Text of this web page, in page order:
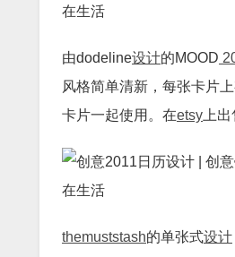
由dodeline设计的MOOD
风格简单清新，每张卡片
卡片一起使用。在etsy 上出
themuststash的单张式设计